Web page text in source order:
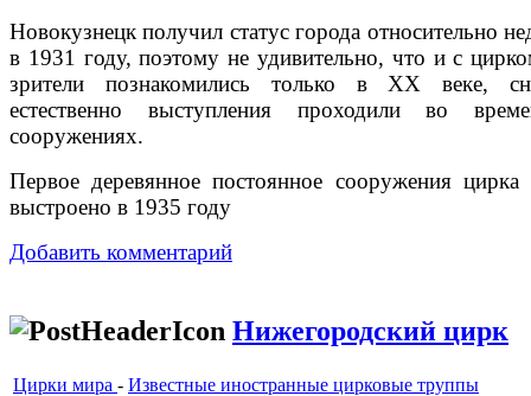
Новокузнецк получил статус города относительно
в 1931 году, поэтому не удивительно, что и с
зрители познакомились только в XX веке,
естественно выступления проходили во
сооружениях.
Первое деревянное постоянное сооружения
выстроено в 1935 году
Добавить комментарий
Нижегородский цирк
Цирки мира - Известные иностранные цирковые труппы